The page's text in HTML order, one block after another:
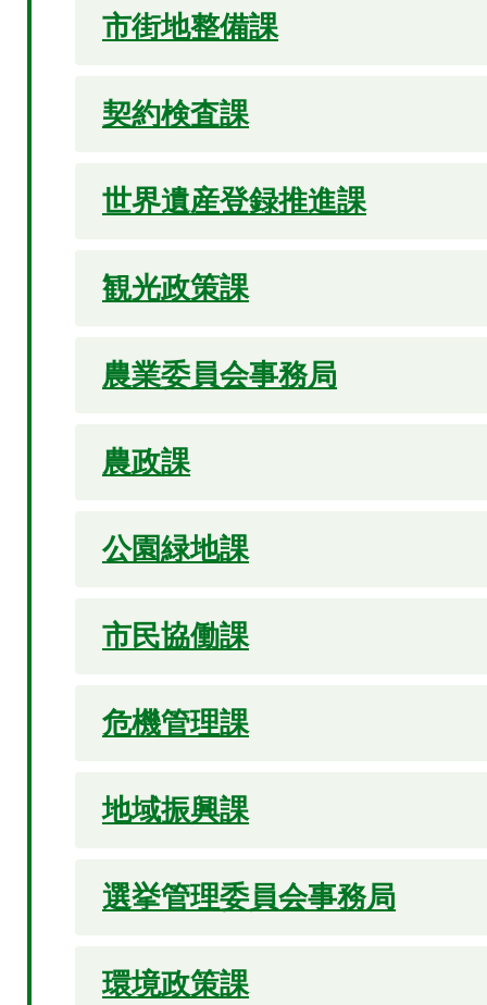
市街地整備課
契約検査課
世界遺産登録推進課
観光政策課
農業委員会事務局
農政課
公園緑地課
市民協働課
危機管理課
地域振興課
選挙管理委員会事務局
環境政策課